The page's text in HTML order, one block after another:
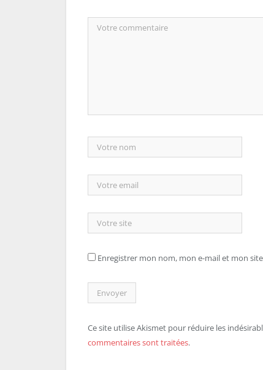
Enregistrer mon nom, mon e-mail et mon
Ce site utilise Akismet pour réduire les
commentaires sont traitées.